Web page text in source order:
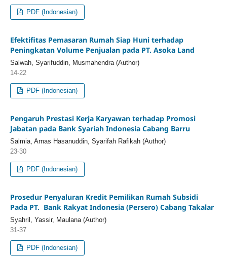
PDF (Indonesian)
Efektifitas Pemasaran Rumah Siap Huni terhadap
Peningkatan Volume Penjualan pada PT. Asoka Land
Salwah, Syarifuddin, Musmahendra (Author)
14-22
PDF (Indonesian)
Pengaruh Prestasi Kerja Karyawan terhadap Promosi
Jabatan pada Bank Syariah Indonesia Cabang Barru
Salmia, Arnas Hasanuddin, Syarifah Rafikah (Author)
23-30
PDF (Indonesian)
Prosedur Penyaluran Kredit Pemilikan Rumah Subsidi
Pada PT. Bank Rakyat Indonesia (Persero) Cabang Takalar
Syahril, Yassir, Maulana (Author)
31-37
PDF (Indonesian)